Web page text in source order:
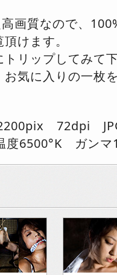
画質なので、
けます。
リップしてみて
気に入りの一枚
72dpi
度6500°K ガンマ